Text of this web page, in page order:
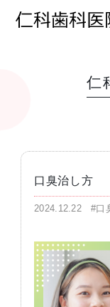
仁
口臭治し方
2024.12.22#口